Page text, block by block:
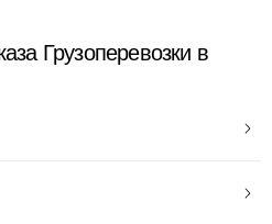
Грузоперевозки в